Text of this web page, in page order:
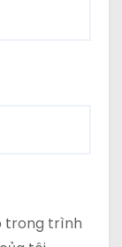
trong trình